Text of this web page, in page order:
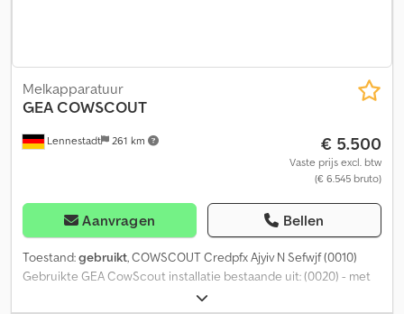
Lennestadt 261 km
Melkapparatuur
GEACOWSCOUT
€ 5.500
Vaste prijs excl. btw
(€ 6.545 bruto)
Aanvragen Bellen
Toestand:gebruikt, COWSCOUT Credpfx Ajyiv N Sefwjf (0010)
Gebruikte GEA CowScout installatie bestaande uit: (0020) - met
voer- en herkauwactiviteit registratie (0030) - met 40